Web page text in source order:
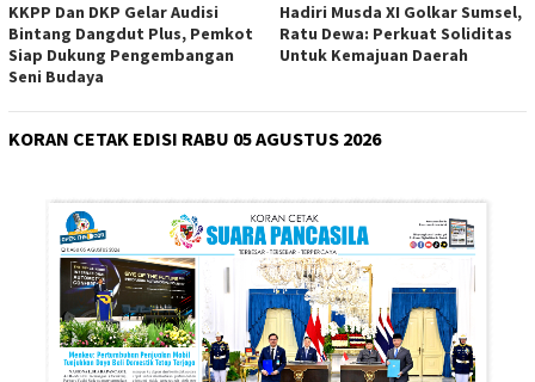
KKPP Dan DKP Gelar Audisi
Bintang Dangdut Plus, Pemkot
Siap Dukung Pengembangan
Seni Budaya
Hadiri Musda XI Golkar Sumsel,
Ratu Dewa: Perkuat Soliditas
Untuk Kemajuan Daerah
KORAN CETAK EDISI RABU 05 AGUSTUS 2026